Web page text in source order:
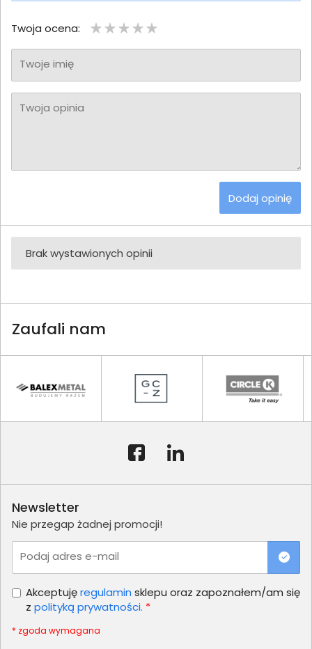
Twoja ocena:
Twoje imię
Twoja opinia
Dodaj opinię
Brak wystawionych opinii
Zaufali nam
Newsletter
Nie przegap żadnej promocji!
Podaj adres e-mail
Akceptujęregulamin sklepu oraz zapoznałem/am się
z polityką prywatności. *
* zgoda wymagana